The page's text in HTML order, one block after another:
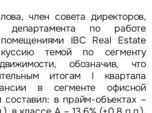
член совета директоров,
департамента по работе
IBC Real Estate
темой по сегменту
обозначив, что
итогам I квартала
в сегменте офисной
составил: в прайм-объектах –